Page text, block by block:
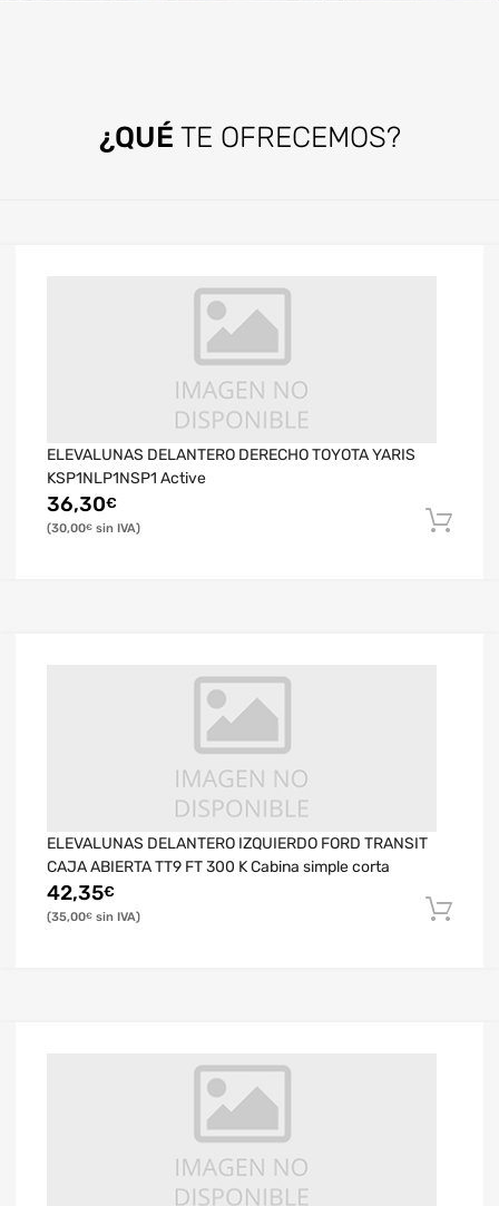
¿QUÉ TE OFRECEMOS?
ELEVALUNAS DELANTERO DERECHO TOYOTA YARIS
KSP1NLP1NSP1 Active
36,30€
30,00€
ELEVALUNAS DELANTERO IZQUIERDO FORD TRANSIT
CAJA ABIERTA TT9 FT 300 K Cabina simple corta
42,35€
35,00€